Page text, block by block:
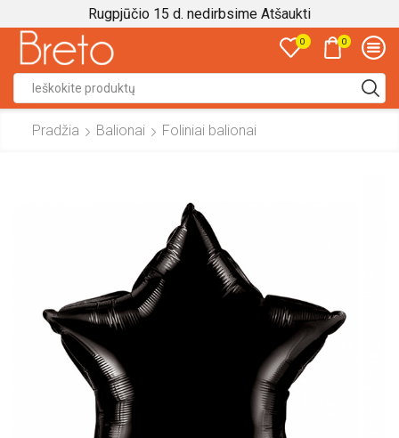
Rugpjūčio 15 d. nedirbsime Atšaukti
0 0
input
Pradžia Balionai Foliniai balionai